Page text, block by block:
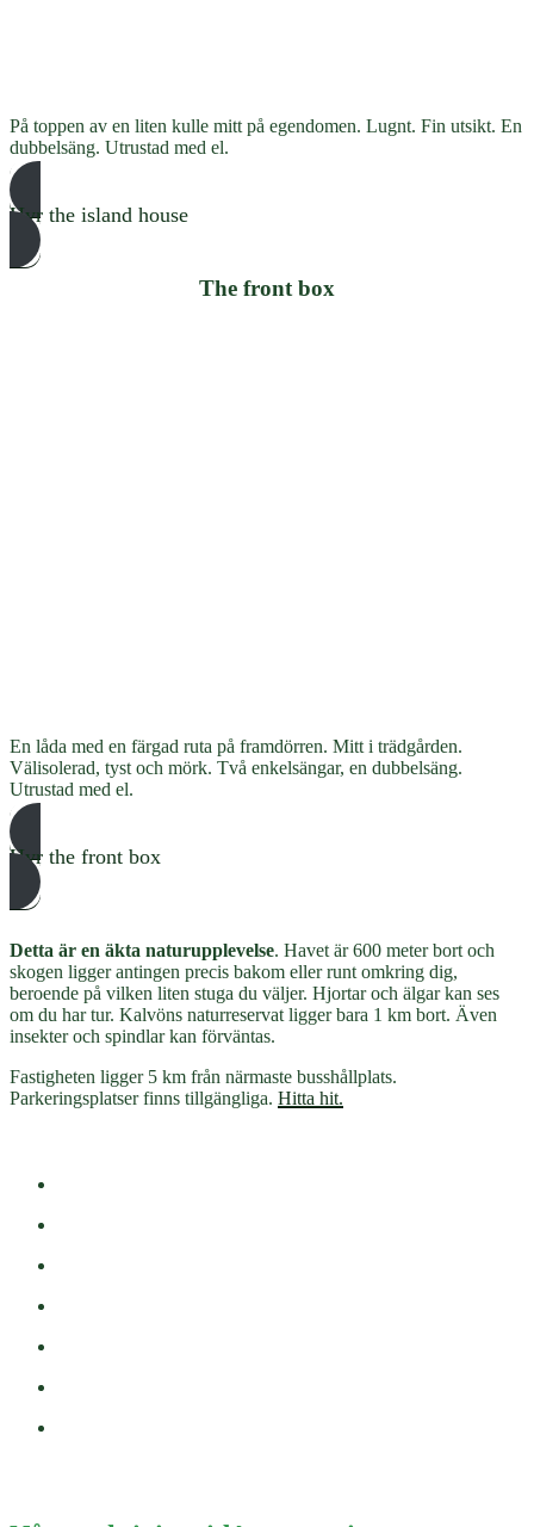
På toppen av en liten kulle mitt på egendomen. Lugnt. Fin utsikt. En
dubbelsäng. Utrustad med el.
Hyr the island house
The front box
En låda med en färgad ruta på framdörren. Mitt i trädgården.
Välisolerad, tyst och mörk. Två enkelsängar, en dubbelsäng.
Utrustad med el.
Hyr the front box
Detta är en äkta naturupplevelse. Havet är 600 meter bort och
skogen ligger antingen precis bakom eller runt omkring dig,
beroende på vilken liten stuga du väljer. Hjortar och älgar kan ses
om du har tur. Kalvöns naturreservat ligger bara 1 km bort. Även
insekter och spindlar kan förväntas.
Fastigheten ligger 5 km från närmaste busshållplats.
Parkeringsplatser finns tillgängliga. Hitta hit.